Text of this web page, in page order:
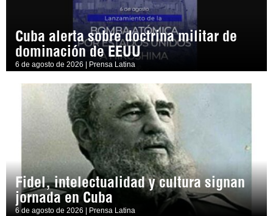
Cuba alerta sobre doctrina militar de
dominación de EEUU
6 de agosto de 2026 | Prensa Latina
Fidel, intelectualidad y cultura signan
jornada en Cuba
6 de agosto de 2026 | Prensa Latina